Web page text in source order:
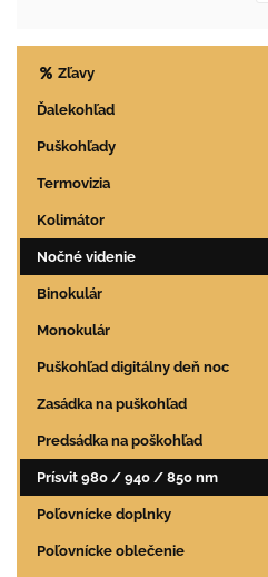
Zľavy
Ďalekohľad
Puškohľady
Termovizia
Kolimátor
Nočné videnie
Binokulár
Monokulár
Puškohľad digitálny deň noc
Zasádka na puškohľad
Predsádka na poškohľad
Prísvit 980 / 940 / 850 nm
Poľovnícke doplnky
Poľovnícke oblečenie